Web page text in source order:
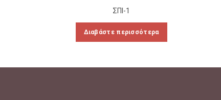
ΣΠΙ-1
Διαβάστε περισσότερα